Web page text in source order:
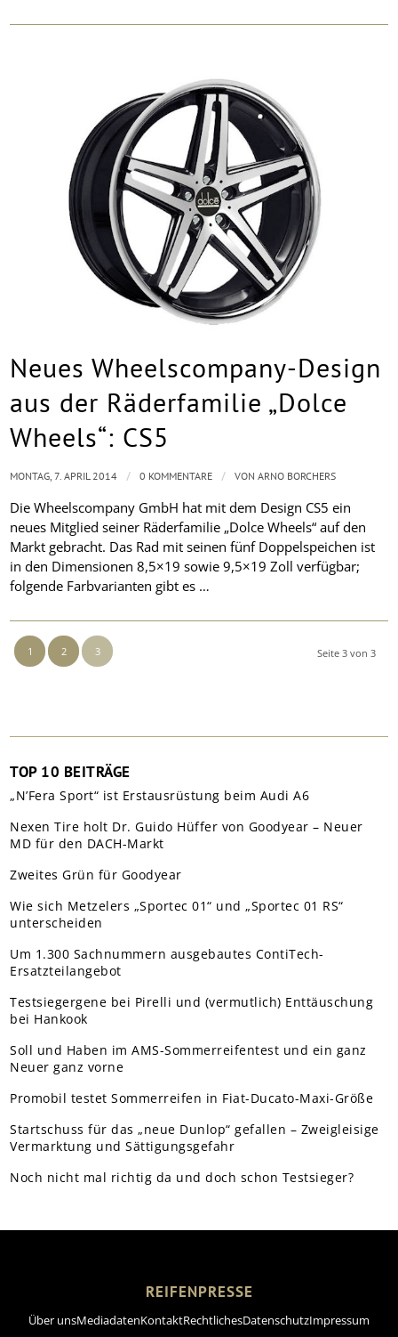
Neues Wheelscompany-Design
aus der Räderfamilie „Dolce
Wheels“: CS5
Die Wheelscompany GmbH hat mit dem Design CS5 ein
neues Mitglied seiner Räderfamilie „Dolce Wheels“ auf den
Markt gebracht. Das Rad mit seinen fünf Doppelspeichen ist
in den Dimensionen 8,5×19 sowie 9,5×19 Zoll verfügbar;
folgende Farbvarianten gibt es …
MONTAG, 7. APRIL 2014 / 0 KOMMENTARE / VONARNO BORCHERS
Seite 3 von 3
1 2 3
TOP 10 BEITRÄGE
„N’Fera Sport“ ist Erstausrüstung beim Audi A6
Nexen Tire holt Dr. Guido Hüffer von Goodyear – Neuer
MD für den DACH-Markt
Zweites Grün für Goodyear
Wie sich Metzelers „Sportec 01“ und „Sportec 01 RS“
unterscheiden
Um 1.300 Sachnummern ausgebautes ContiTech-
Ersatzteilangebot
Testsiegergene bei Pirelli und (vermutlich) Enttäuschung
bei Hankook
Soll und Haben im AMS-Sommerreifentest und ein ganz
Neuer ganz vorne
Promobil testet Sommerreifen in Fiat-Ducato-Maxi-Größe
Startschuss für das „neue Dunlop“ gefallen – Zweigleisige
Vermarktung und Sättigungsgefahr
Noch nicht mal richtig da und doch schon Testsieger?
REIFENPRESSE
Über unsMediadatenKontaktRechtlichesDatenschutzImpressum